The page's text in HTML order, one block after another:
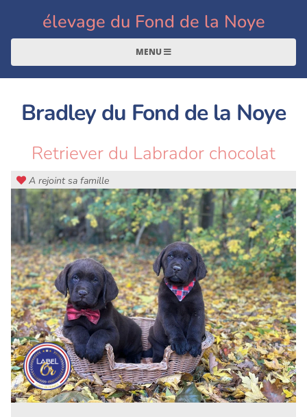
élevage du Fond de la Noye
MENU
Bradley du Fond de la Noye
Retriever du Labrador chocolat
A rejoint sa famille